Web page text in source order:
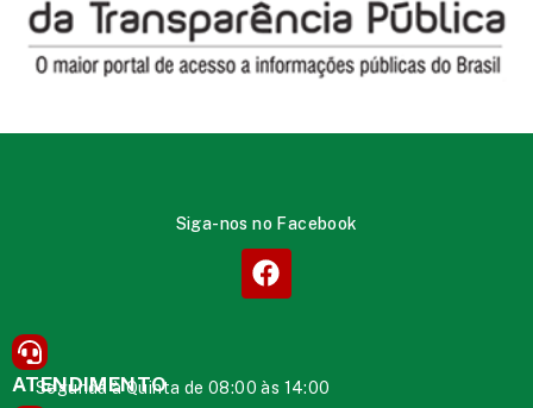
Siga-nos no Facebook
ATENDIMENTO
Segunda à Quinta de 08:00 às 14:00